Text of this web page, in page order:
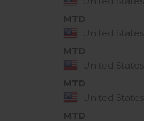
MTD
United States
MTD
United States
MTD
United States
MTD